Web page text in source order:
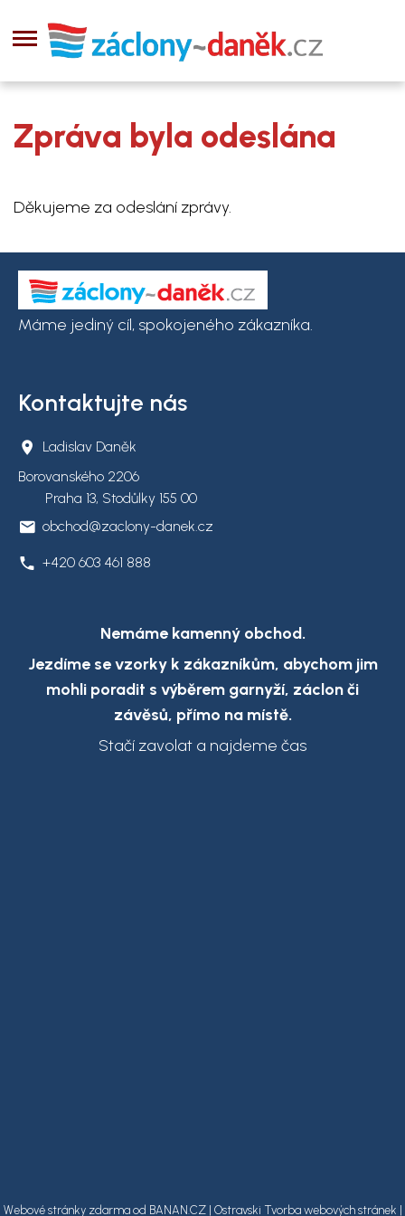
Zpráva byla odeslána
Děkujeme za odeslání zprávy.
Máme jediný cíl, spokojeného zákazníka.
Kontaktujte nás
Ladislav Daněk
Borovanského 2206
Praha 13, Stodůlky 155 00
obchod@zaclony-danek.cz
+420 603 461 888
Nemáme kamenný obchod.
Jezdíme se vzorky k zákazníkům, abychom jim
mohli poradit s výběrem garnyží, záclon či
závěsů, přímo na místě.
Stačí zavolat a najdeme čas
Webové stránky zdarmaod BANAN.CZ| Ostravski Tvorba webových stránek